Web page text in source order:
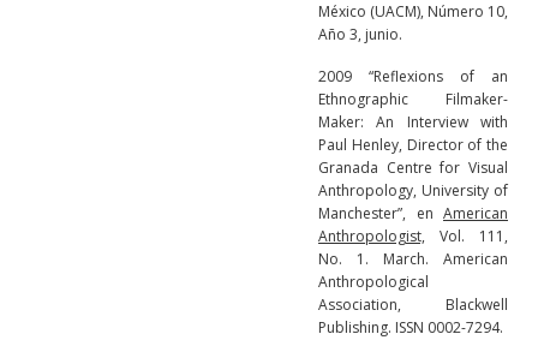
México (UACM), Número 10,
Año 3, junio.
2009 “Reflexions of an
Ethnographic Filmaker-
Maker: An Interview with
Paul Henley, Director of the
Granada Centre for Visual
Anthropology, University of
Manchester”, en American
Anthropologist, Vol. 111,
No. 1. March. American
Anthropological
Association, Blackwell
Publishing. ISSN 0002-7294.